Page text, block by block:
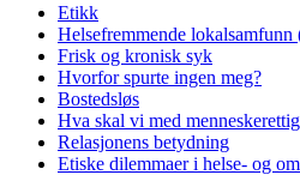
Etikk
Helsefremmende lokalsamfunn
Frisk og kronisk syk
Hvorfor spurte ingen meg?
Bostedsløs
Hva skal vi med
Relasjonens betydning
Etiske dilemmaer i helse- og